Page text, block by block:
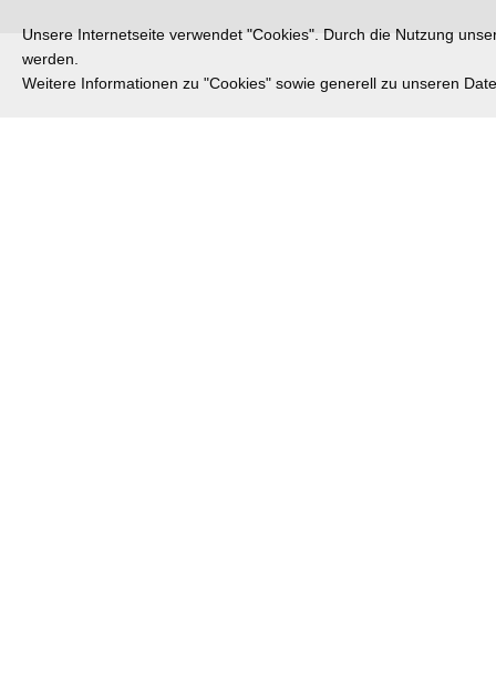
Unsere Internetseite verwendet "Cookies". Durch die Nutzung
werden.
Weitere Informationen zu "Cookies" sowie generell zu unseren